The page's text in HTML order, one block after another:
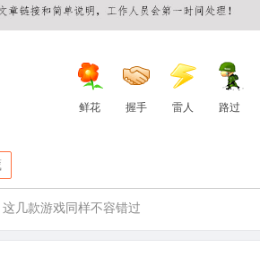
鲜花 握手 雷人 路过
这几款游戏同样不容错过